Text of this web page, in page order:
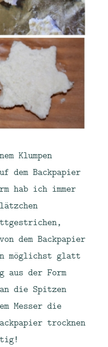
Klumpen
dem Backpapier
hab ich immer
dem Backpapier
möglichst glatt
aus der Form
die Spitzen
Messer die
trocknen